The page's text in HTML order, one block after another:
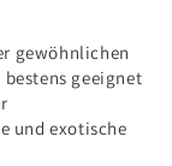
gewöhnlichen
geeignet
und exotische